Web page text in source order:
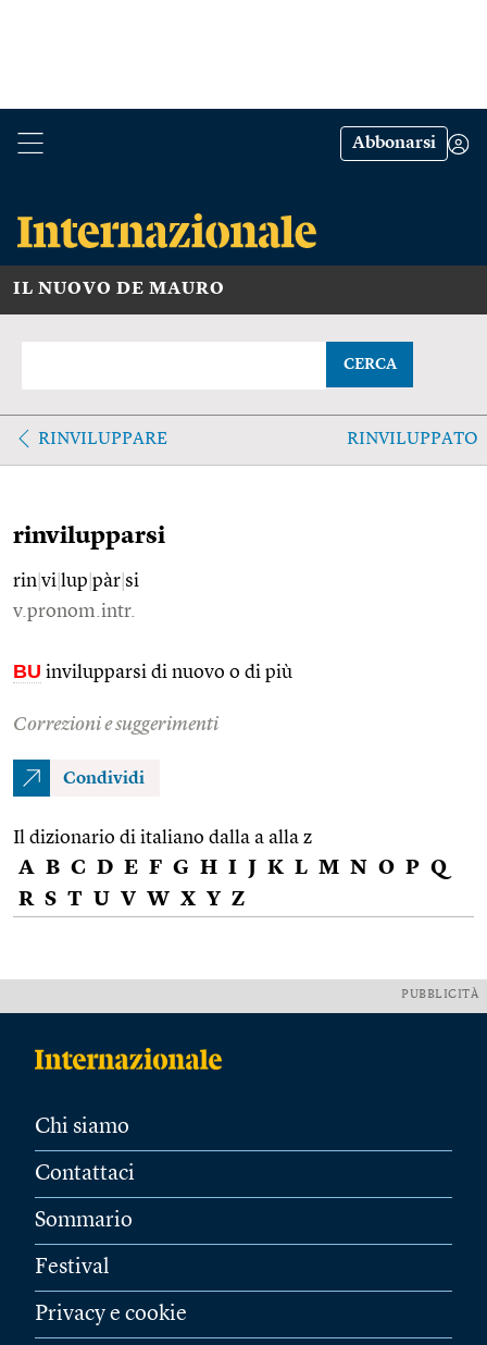
Abbonarsi
IL NUOVO DE MAURO
CERCA
RINVILUPPARE RINVILUPPATO
rinvilupparsi
rin vi lup pàr si
v.pronom.intr.
BU invilupparsi di nuovo o di più
Correzioni e suggerimenti
Condividi
Il dizionario di italiano dalla a alla z
A B C D E F G H I J K L M N O P Q
R S T U V W X Y Z
PUBBLICITÀ
Chi siamo
Contattaci
Sommario
Festival
Privacy e cookie